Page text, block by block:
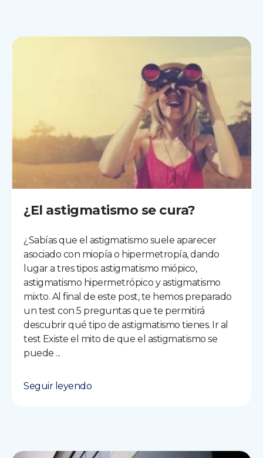
¿El astigmatismo se cura?
¿Sabías que el astigmatismo suele aparecer
asociado con miopía o hipermetropía, dando
lugar a tres tipos: astigmatismo miópico,
astigmatismo hipermetrópico y astigmatismo
mixto. Al final de este post, te hemos preparado
un test con 5 preguntas que te permitirá
descubrir qué tipo de astigmatismo tienes. Ir al
test Existe el mito de que el astigmatismo se
puede ...
Seguir leyendo